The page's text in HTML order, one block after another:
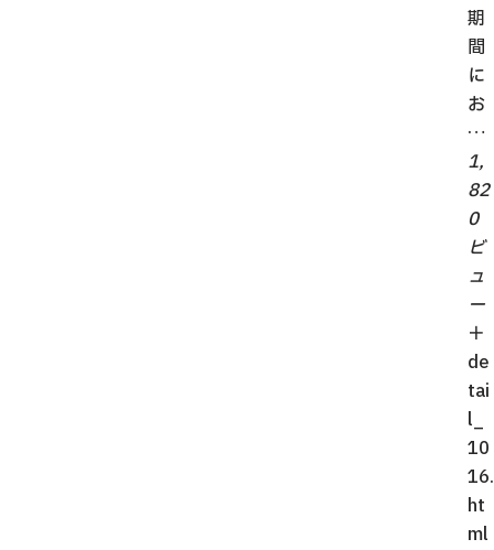
期
間
に
お
…
1,
82
0
ビ
ュ
ー
＋
de
tai
l_
10
16.
ht
ml